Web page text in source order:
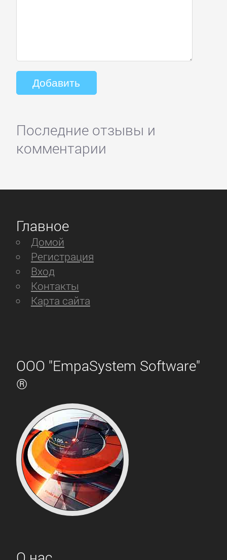
Последние отзывы и
комментарии
Главное
Домой
Регистрация
Вход
Контакты
Карта сайта
ООО "EmpaSystem Software"
®